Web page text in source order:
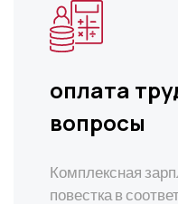
оплата
вопросы
Комплексная
повестка в